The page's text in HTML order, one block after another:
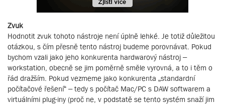
Zvuk
Hodnotit zvuk tohoto nástroje není úplně lehké. Je totiž důležitou
otázkou, s čím přesně tento nástroj budeme porovnávat. Pokud
bychom vzali jako jeho konkurenta hardwarový nástroj –
workstation, obecně se jim poměrně směle vyrovná, a to i těm o
řád dražším. Pokud vezmeme jako konkurenta „standardní
počítačové řešení“ – tedy s počítač Mac/PC s DAW softwarem a
virtuálními plug-iny (proč ne, v podstatě se tento systém snaží jim